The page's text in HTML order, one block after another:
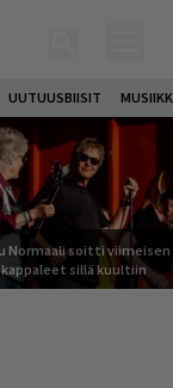
UUTUUSBIISIT
Normaali soitti viimeisen
kappaleet sillä kuultiin